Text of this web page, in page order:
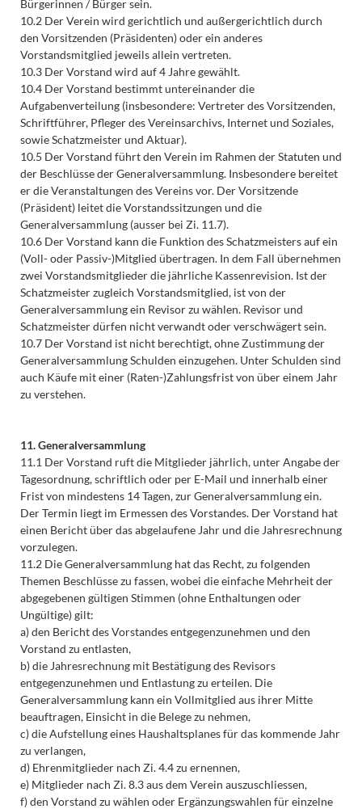
Bürgerinnen / Bürger sein.
10.2 Der Verein wird gerichtlich und außergerichtlich durch
den Vorsitzenden (Präsidenten) oder ein anderes
Vorstandsmitglied jeweils allein vertreten.
10.3 Der Vorstand wird auf 4 Jahre gewählt.
10.4 Der Vorstand bestimmt untereinander die
Aufgabenverteilung (insbesondere: Vertreter des Vorsitzenden,
Schriftführer, Pfleger des Vereinsarchivs, Internet und Soziales,
sowie Schatzmeister und Aktuar).
10.5 Der Vorstand führt den Verein im Rahmen der Statuten und
der Beschlüsse der Generalversammlung. Insbesondere bereitet
er die Veranstaltungen des Vereins vor. Der Vorsitzende
(Präsident) leitet die Vorstandssitzungen und die
Generalversammlung (ausser bei Zi. 11.7).
10.6 Der Vorstand kann die Funktion des Schatzmeisters auf ein
(Voll- oder Passiv-)Mitglied übertragen. In dem Fall übernehmen
zwei Vorstandsmitglieder die jährliche Kassenrevision. Ist der
Schatzmeister zugleich Vorstandsmitglied, ist von der
Generalversammlung ein Revisor zu wählen. Revisor und
Schatzmeister dürfen nicht verwandt oder verschwägert sein.
10.7 Der Vorstand ist nicht berechtigt, ohne Zustimmung der
Generalversammlung Schulden einzugehen. Unter Schulden sind
auch Käufe mit einer (Raten-)Zahlungsfrist von über einem Jahr
zu verstehen.
11. Generalversammlung
11.1 Der Vorstand ruft die Mitglieder jährlich, unter Angabe der
Tagesordnung, schriftlich oder per E-Mail und innerhalb einer
Frist von mindestens 14 Tagen, zur Generalversammlung ein.
Der Termin liegt im Ermessen des Vorstandes. Der Vorstand hat
einen Bericht über das abgelaufene Jahr und die Jahresrechnung
vorzulegen.
11.2 Die Generalversammlung hat das Recht, zu folgenden
Themen Beschlüsse zu fassen, wobei die einfache Mehrheit der
abgegebenen gültigen Stimmen (ohne Enthaltungen oder
Ungültige) gilt:
a) den Bericht des Vorstandes entgegenzunehmen und den
Vorstand zu entlasten,
b) die Jahresrechnung mit Bestätigung des Revisors
entgegenzunehmen und Entlastung zu erteilen. Die
Generalversammlung kann ein Vollmitglied aus ihrer Mitte
beauftragen, Einsicht in die Belege zu nehmen,
c) die Aufstellung eines Haushaltsplanes für das kommende Jahr
zu verlangen,
d) Ehrenmitglieder nach Zi. 4.4 zu ernennen,
e) Mitglieder nach Zi. 8.3 aus dem Verein auszuschliessen,
f) den Vorstand zu wählen oder Ergänzungswahlen für einzelne